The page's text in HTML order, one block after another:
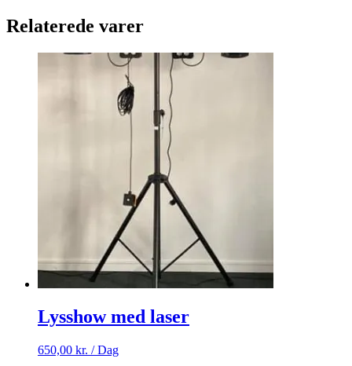
Relaterede varer
Lysshow med laser
650,00 kr. / Dag